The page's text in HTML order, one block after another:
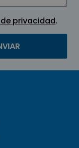
privacidad.